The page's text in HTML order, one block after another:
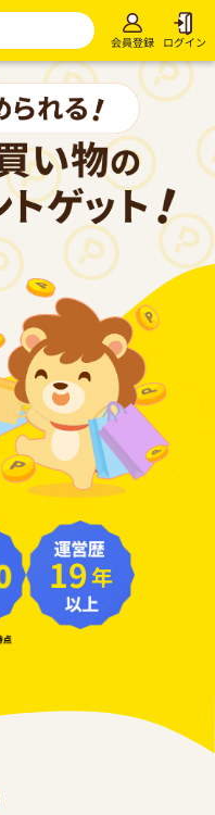
会員登録 ログイン
19年